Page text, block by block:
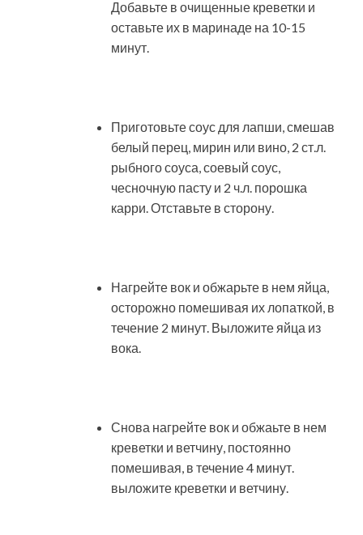
Добавьте в очищенные креветки и
оставьте их в маринаде на 10-15
минут.
Приготовьте соус для лапши, смешав
белый перец, мирин или вино, 2 ст.л.
рыбного соуса, соевый соус,
чесночную пасту и 2 ч.л. порошка
карри. Отставьте в сторону.
Нагрейте вок и обжарьте в нем яйца,
осторожно помешивая их лопаткой, в
течение 2 минут. Выложите яйца из
вока.
Снова нагрейте вок и обжаьте в нем
креветки и ветчину, постоянно
помешивая, в течение 4 минут.
выложите креветки и ветчину.